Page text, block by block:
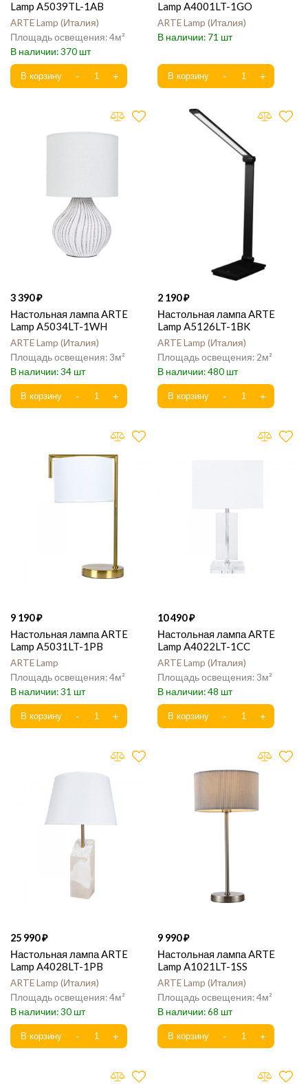
Lamp A5039TL-1AB
ARTE Lamp Италия
4
370
Lamp A4001LT-1GO
ARTE Lamp Италия
71
3 390
Настольная лампа ARTE
Lamp A5034LT-1WH
ARTE Lamp Италия
3
34
2 190
Настольная лампа ARTE
Lamp A5126LT-1BK
ARTE Lamp Италия
2
480
9 190
Настольная лампа ARTE
Lamp A5031LT-1PB
ARTE Lamp
4
31
10 490
Настольная лампа ARTE
Lamp A4022LT-1CC
ARTE Lamp Италия
3
48
25 990
Настольная лампа ARTE
Lamp A4028LT-1PB
ARTE Lamp Италия
4
30
9 990
Настольная лампа ARTE
Lamp A1021LT-1SS
ARTE Lamp Италия
4
68